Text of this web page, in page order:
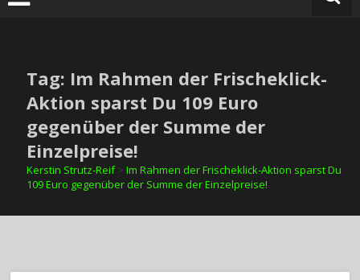
Tag: Im Rahmen der Frischeklick-
Aktion sparst Du 109 Euro
gegenüber der Summe der
Einzelpreise!
Kerstin Strutz-Reif>Im Rahmen der Frischeklick-Aktion sparst Du
109 Euro gegenüber der Summe der Einzelpreise!